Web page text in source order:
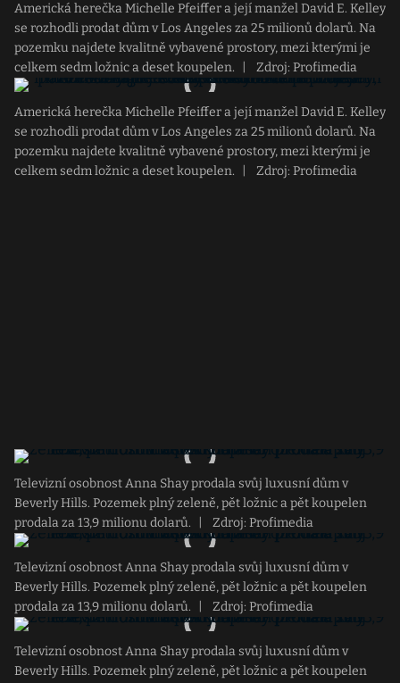
Americká herečka Michelle Pfeiffer a její manžel David E. Kelley
se rozhodli prodat dům v Los Angeles za 25 milionů dolarů. Na
pozemku najdete kvalitně vybavené prostory, mezi kterými je
celkem sedm ložnic a deset koupelen.
Zdroj: Profimedia
Americká herečka Michelle Pfeiffer a její manžel David E. Kelley
se rozhodli prodat dům v Los Angeles za 25 milionů dolarů. Na
pozemku najdete kvalitně vybavené prostory, mezi kterými je
celkem sedm ložnic a deset koupelen.
Zdroj: Profimedia
Televizní osobnost Anna Shay prodala svůj luxusní dům v
Beverly Hills. Pozemek plný zeleně, pět ložnic a pět koupelen
prodala za 13,9 milionu dolarů.
Zdroj: Profimedia
Televizní osobnost Anna Shay prodala svůj luxusní dům v
Beverly Hills. Pozemek plný zeleně, pět ložnic a pět koupelen
prodala za 13,9 milionu dolarů.
Zdroj: Profimedia
Televizní osobnost Anna Shay prodala svůj luxusní dům v
Beverly Hills. Pozemek plný zeleně, pět ložnic a pět koupelen